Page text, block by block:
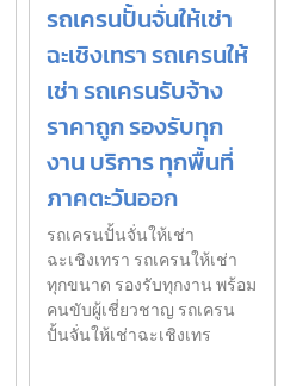
รถเครนปั้นจั่นให้เช่า
ฉะเชิงเทรา รถเครนให้
เช่า รถเครนรับจ้าง
ราคาถูก รองรับทุก
งาน บริการ ทุกพื้นที่
ภาคตะวันออก
รถเครนปั้นจั่นให้เช่า
ฉะเชิงเทรา รถเครนให้เช่า
ทุกขนาด รองรับทุกงาน พร้อม
คนขับผู้เชี่ยวชาญ รถเครน
ปั้นจั่นให้เช่าฉะเชิงเทร